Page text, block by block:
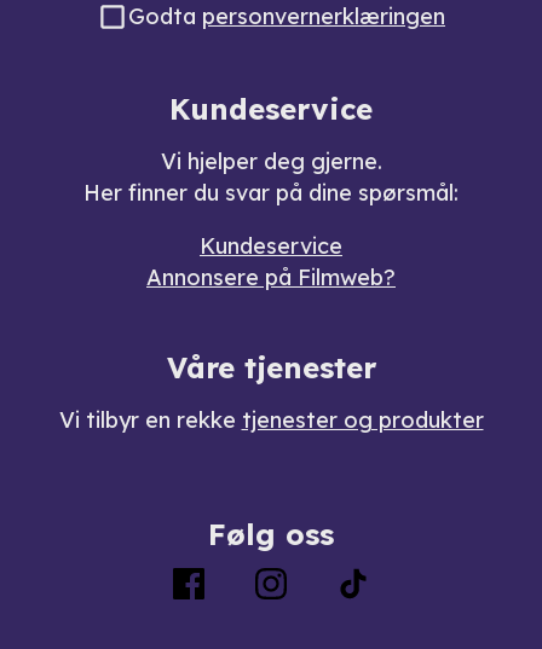
Godta personvernerklæringen
Kundeservice
Vi hjelper deg gjerne.
Her finner du svar på dine spørsmål:
Kundeservice
Annonsere på Filmweb?
Våre tjenester
Vi tilbyr en rekke tjenester og produkter
Følg oss